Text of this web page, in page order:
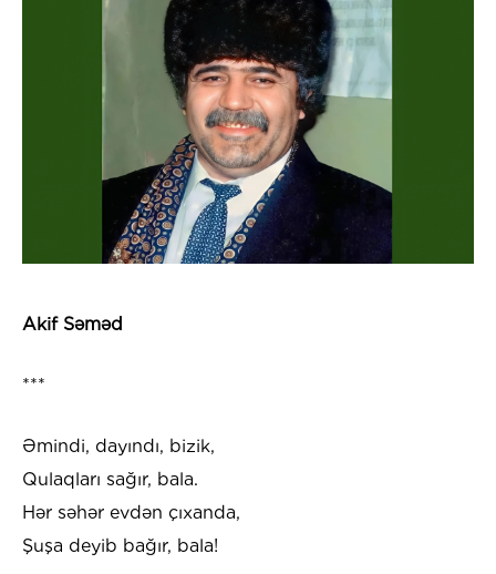
Akif Səməd
***
Əmindi, dayındı, bizik,
Qulaqları sağır, bala.
Hər səhər evdən çıxanda,
Şuşa deyib bağır, bala!